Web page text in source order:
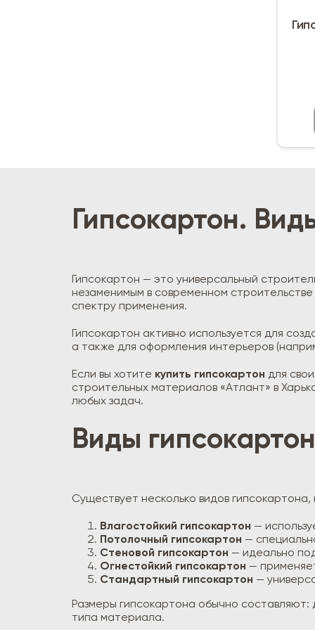
Гипсокартон.
Гипсокартон — это универсальный
незаменимым в современном
спектру применения.
Гипсокартон активно используется для
а также для оформления интерьеров
Если вы хотите купить гипсокартон для
строительных материалов «Атлант» в
любых задач.
Виды
Существует несколько видов
Влагостойкий гипсокартон —
Потолочный гипсокартон —
Стеновой гипсокартон — идеально
Огнестойкий гипсокартон —
Стандартный гипсокартон —
Размеры гипсокартона обычно
типа материала.